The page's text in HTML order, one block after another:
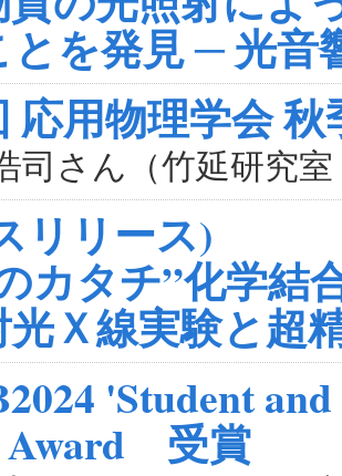
を発見 ─ 光音
応用物理学会
さん（竹延研究室
リリース)
カタチ”化学結
Ｘ線実験と超
'Student
Award 受賞